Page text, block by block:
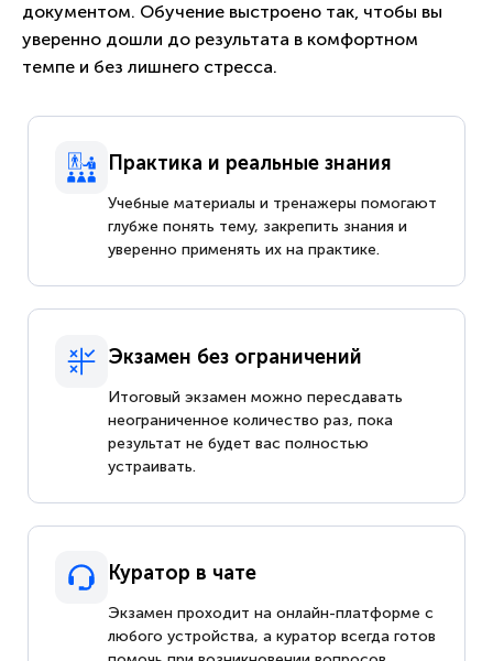
документом. Обучение выстроено так, чтобы вы
уверенно дошли до результата в комфортном
темпе и без лишнего стресса.
Практика и реальные знания
Учебные материалы и тренажеры помогают
глубже понять тему, закрепить знания и
уверенно применять их на практике.
Экзамен без ограничений
Итоговый экзамен можно пересдавать
неограниченное количество раз, пока
результат не будет вас полностью
устраивать.
Куратор в чате
Экзамен проходит на онлайн-платформе с
любого устройства, а куратор всегда готов